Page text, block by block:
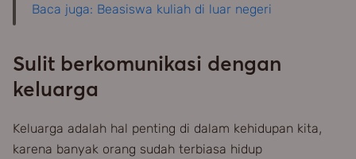
Baca juga: Beasiswa kuliah di luar negeri
Sulit berkomunikasi dengan
keluarga
Keluarga adalah hal penting di dalam kehidupan kita,
karena banyak orang sudah terbiasa hidup